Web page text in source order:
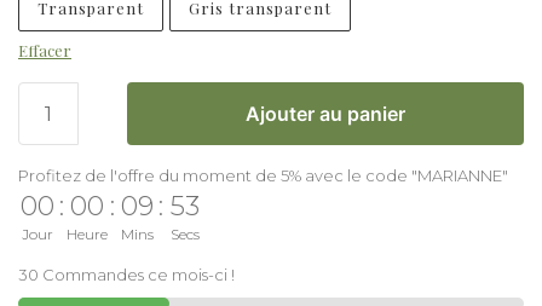
Transparent Gris transparent
Effacer
Ajouter au panier
Profitez de l'offre du moment de 5% avec le code "MARIANNE"
00
Jour
: 00
Heure
: 09
Mins
: 53
Secs
30 Commandes ce mois-ci !